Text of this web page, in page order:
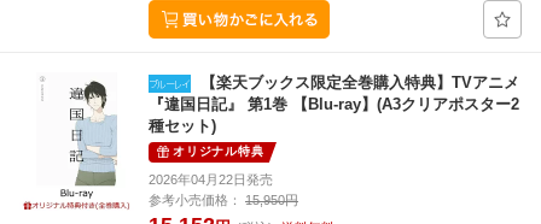
【楽天ブックス限定全巻購入特典】TVアニメ
『違国日記』 第1巻 【Blu-ray】(A3クリアポスター2
種セット)
オリジナル特典
2026年04月22日発売
参考小売価格：
15,950円